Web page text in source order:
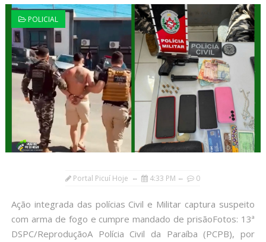
POLICIAL
Portal Picuí Hoje 4:33 PM 0
Ação integrada das polícias Civil e Militar captura suspeito
com arma de fogo e cumpre mandado de prisãoFotos: 13ª
DSPC/ReproduçãoA Polícia Civil da Paraíba (PCPB), por